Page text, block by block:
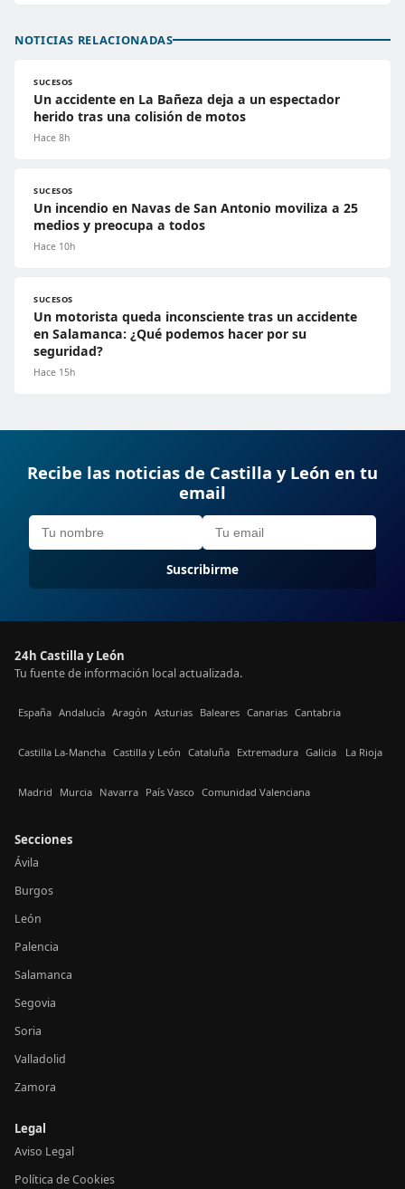
NOTICIAS RELACIONADAS
SUCESOS
Un accidente en La Bañeza deja a un espectador
herido tras una colisión de motos
Hace 8h
SUCESOS
Un incendio en Navas de San Antonio moviliza a 25
medios y preocupa a todos
Hace 10h
SUCESOS
Un motorista queda inconsciente tras un accidente
en Salamanca: ¿Qué podemos hacer por su
seguridad?
Hace 15h
Recibe las noticias de Castilla y León en tu
email
Suscribirme
24h Castilla y León
Tu fuente de información local actualizada.
España Andalucía Aragón Asturias Baleares Canarias Cantabria
Castilla La-Mancha Castilla y León Cataluña Extremadura Galicia La Rioja
Madrid Murcia Navarra País Vasco Comunidad Valenciana
Secciones
Ávila
Burgos
León
Palencia
Salamanca
Segovia
Soria
Valladolid
Zamora
Legal
Aviso Legal
Política de Cookies